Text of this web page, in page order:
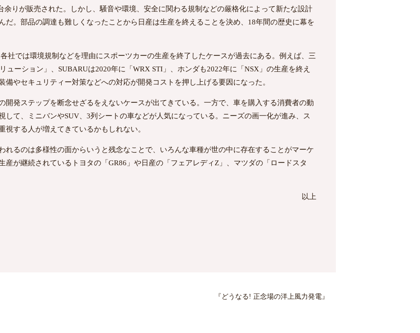
余りが販売された。しかし、騒音や環境、安全に関わる規制などの厳格化によって新たな設計
だ。部品の調達も難しくなったことから日産は生産を終えることを決め、18年間の歴史に幕を
社では環境規制などを理由にスポーツカーの生産を終了したケースが過去にある。例えば、三
ューション」、SUBARUは2020年に「WRX STI」、ホンダも2022年に「NSX」の生産を終え
やセキュリティー対策などへの対応が開発コストを押し上げる要因になった。
開発ステップを断念せざるをえないケースが出てきている。一方で、車を購入する消費者の動
して、ミニバンやSUV、3列シートの車などが人気になっている。ニーズの画一化が進み、ス
する人が増えてきているかもしれない。
れるのは多様性の面からいうと残念なことで、いろんな車種が世の中に存在することがマーケ
産が継続されているトヨタの「GR86」や日産の「フェアレディZ」、マツダの「ロードスタ
以上
『どうなる! 正念場の洋上風力発電』